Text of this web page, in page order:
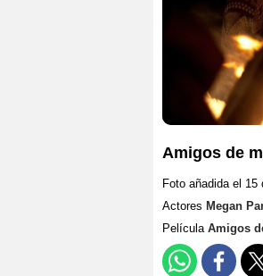
Amigos de
Foto añadida el 15
Actores Megan
Película Amigos